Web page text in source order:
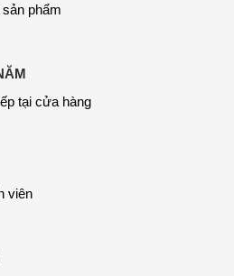
phẩm
tại cửa hàng
viên